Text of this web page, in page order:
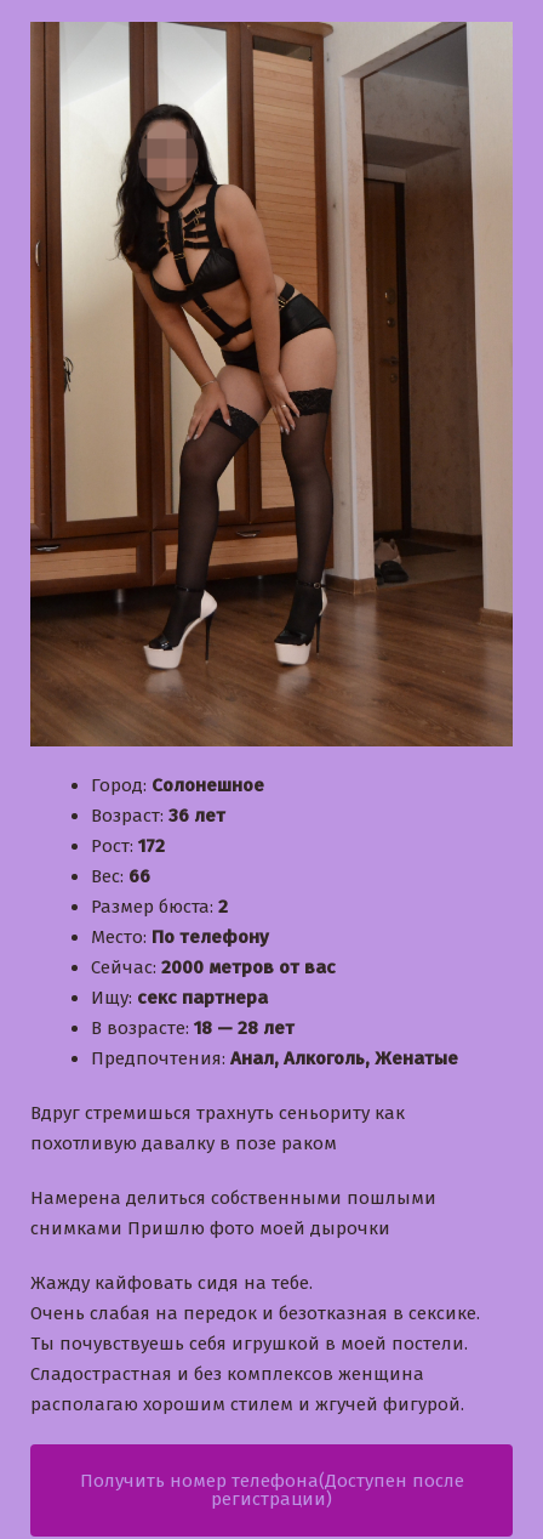
Город: Солонешное
Возраст: 36 лет
Рост: 172
Вес: 66
Размер бюста: 2
Место: По телефону
Сейчас: 2000 метров от вас
Ищу: секс партнера
В возрасте: 18 — 28 лет
Предпочтения: Анал, Алкоголь, Женатые
Вдруг стремишься трахнуть сеньориту как
похотливую давалку в позе раком
Намерена делиться собственными пошлыми
снимками Пришлю фото моей дырочки
Жажду кайфовать сидя на тебе.
Очень слабая на передок и безотказная в сексике.
Ты почувствуешь себя игрушкой в моей постели.
Cладострастная и без комплексов женщина
располагаю хорошим стилем и жгучей фигурой.
Получить номер телефона(Доступен после
регистрации)